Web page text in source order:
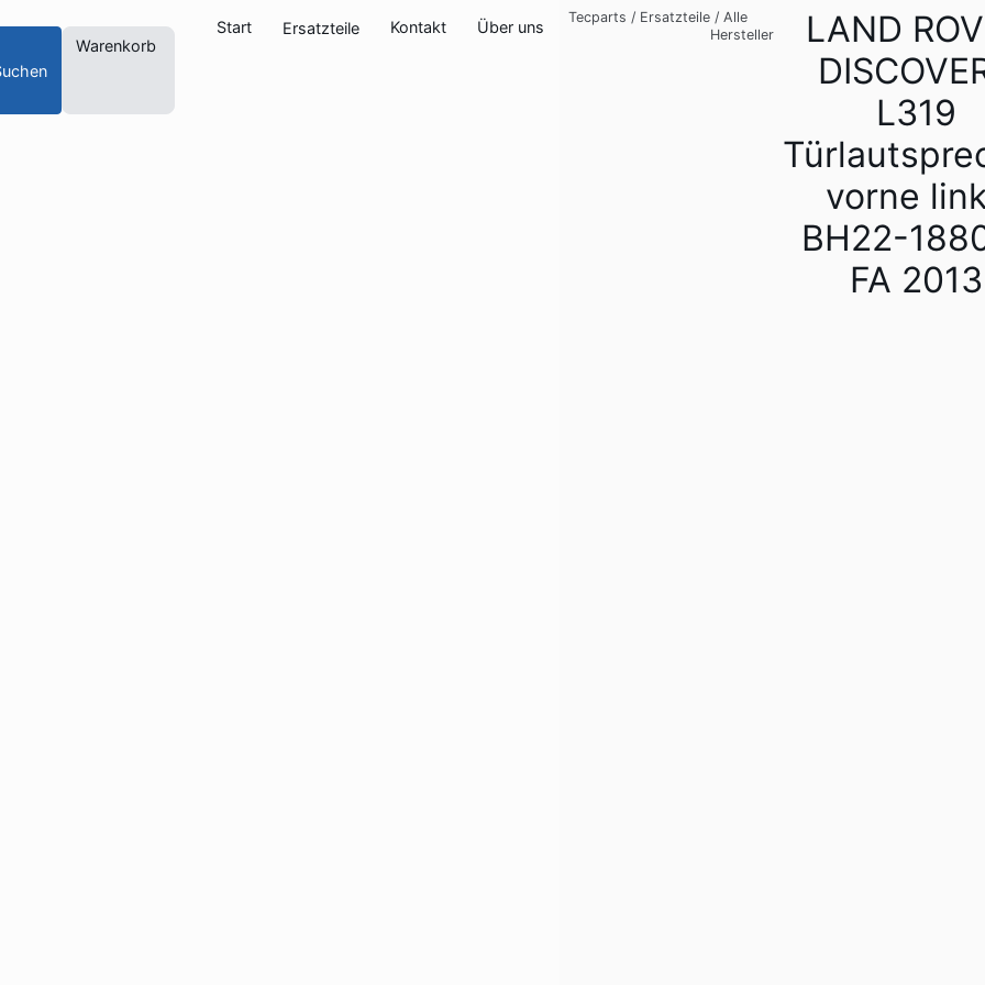
Warenkorb
Start Ersatzteile Kontakt Über uns
Tecparts / Ersatzteile / Alle
Hersteller
LAND
L319
vorne
BH22-
FA 2013